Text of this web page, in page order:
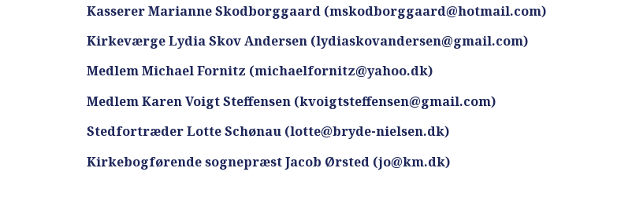
Kasserer Marianne Skodborggaard (mskodborggaard@hotmail.com)
Kirkeværge Lydia Skov Andersen (lydiaskovandersen@gmail.com)
Medlem Michael Fornitz (michaelfornitz@yahoo.dk)
Medlem Karen Voigt Steffensen (kvoigtsteffensen@gmail.com)
Stedfortræder Lotte Schønau (lotte@bryde-nielsen.dk)
Kirkebogførende sognepræst Jacob Ørsted (jo@km.dk)